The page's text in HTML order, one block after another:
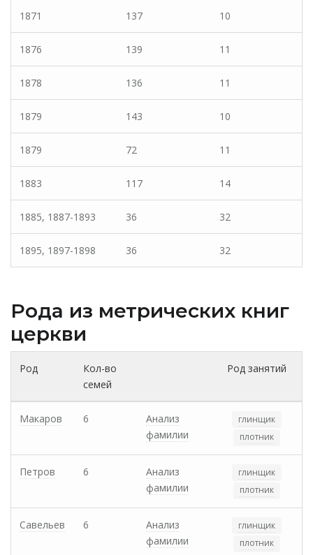
1871 137 10
1876 139 11
1878 136 11
1879 143 10
1879 72 11
1883 117 14
1885, 1887-1893 36 32
1895, 1897-1898 36 32
Рода из метрических книг
церкви
Род
Кол-во
семей
Род занятий
Макаров 6
Анализ
фамилии
глинщик
плотник
Петров 6
Анализ
фамилии
глинщик
плотник
Савельев 6
Анализ
фамилии
глинщик
плотник